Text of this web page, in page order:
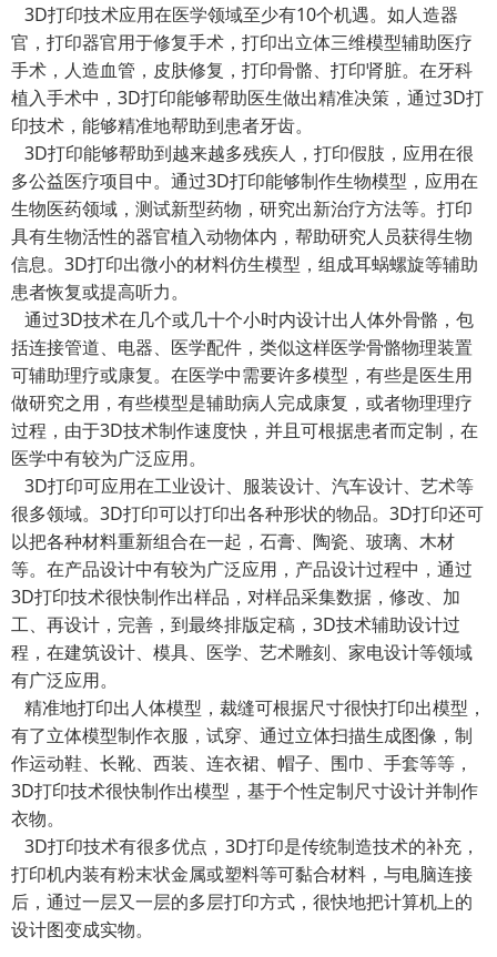
3D打印技术应用在医学领域至少有10个机遇。如人造器
官，打印器官用于修复手术，打印出立体三维模型辅助医疗
手术，人造血管，皮肤修复，打印骨骼、打印肾脏。在牙科
植入手术中，3D打印能够帮助医生做出精准决策，通过3D打
印技术，能够精准地帮助到患者牙齿。
3D打印能够帮助到越来越多残疾人，打印假肢，应用在很
多公益医疗项目中。通过3D打印能够制作生物模型，应用在
生物医药领域，测试新型药物，研究出新治疗方法等。打印
具有生物活性的器官植入动物体内，帮助研究人员获得生物
信息。3D打印出微小的材料仿生模型，组成耳蜗螺旋等辅助
患者恢复或提高听力。
通过3D技术在几个或几十个小时内设计出人体外骨骼，包
括连接管道、电器、医学配件，类似这样医学骨骼物理装置
可辅助理疗或康复。在医学中需要许多模型，有些是医生用
做研究之用，有些模型是辅助病人完成康复，或者物理理疗
过程，由于3D技术制作速度快，并且可根据患者而定制，在
医学中有较为广泛应用。
3D打印可应用在工业设计、服装设计、汽车设计、艺术等
很多领域。3D打印可以打印出各种形状的物品。3D打印还可
以把各种材料重新组合在一起，石膏、陶瓷、玻璃、木材
等。在产品设计中有较为广泛应用，产品设计过程中，通过
3D打印技术很快制作出样品，对样品采集数据，修改、加
工、再设计，完善，到最终排版定稿，3D技术辅助设计过
程，在建筑设计、模具、医学、艺术雕刻、家电设计等领域
有广泛应用。
精准地打印出人体模型，裁缝可根据尺寸很快打印出模型，
有了立体模型制作衣服，试穿、通过立体扫描生成图像，制
作运动鞋、长靴、西装、连衣裙、帽子、围巾、手套等等，
3D打印技术很快制作出模型，基于个性定制尺寸设计并制作
衣物。
3D打印技术有很多优点，3D打印是传统制造技术的补充，
打印机内装有粉末状金属或塑料等可黏合材料，与电脑连接
后，通过一层又一层的多层打印方式，很快地把计算机上的
设计图变成实物。